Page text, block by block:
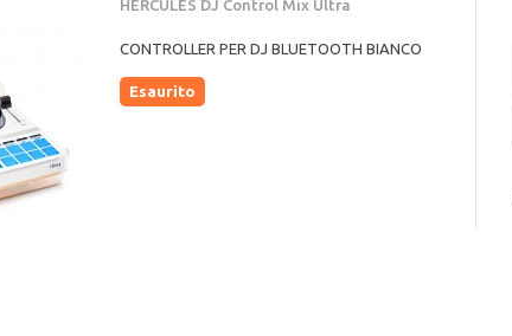
HERCULES DJ Control Mix Ultra
CONTROLLER PER DJ BLUETOOTH BIANCO
Esaurito